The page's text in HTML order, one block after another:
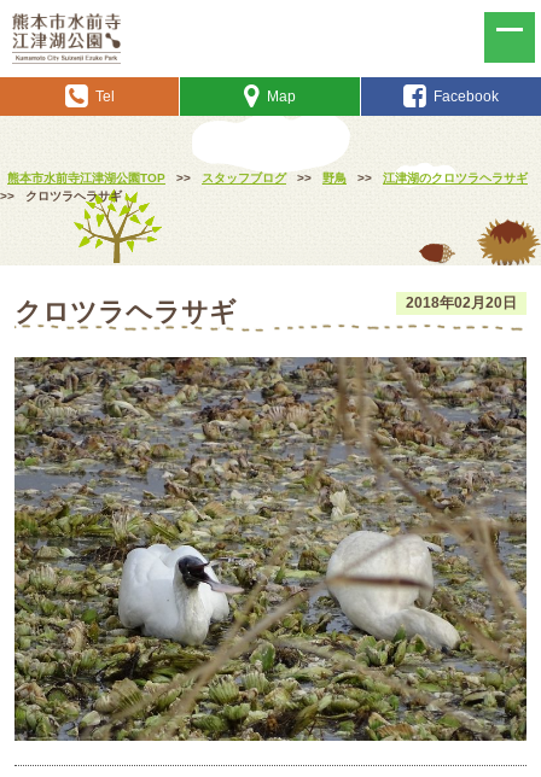
Tel Map Facebook
熊本市水前寺江津湖公園TOP >> スタッフブログ >> 野鳥 >>
江津湖のクロツラヘラサギ
>>
クロツラヘラサギ
2018年02月20日
クロツラヘラサギ